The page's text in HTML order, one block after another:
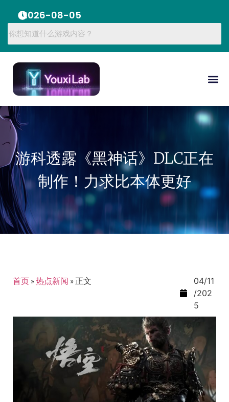
2026-08-05
游科透露《黑神话》DLC正在
制作！力求比本体更好
首页 »热点新闻 » 正文
04/11
/202
5